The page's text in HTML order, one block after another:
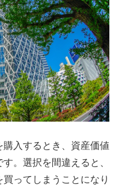
入するとき、資産価値
。選択を間違えると、
ってしまうことになり